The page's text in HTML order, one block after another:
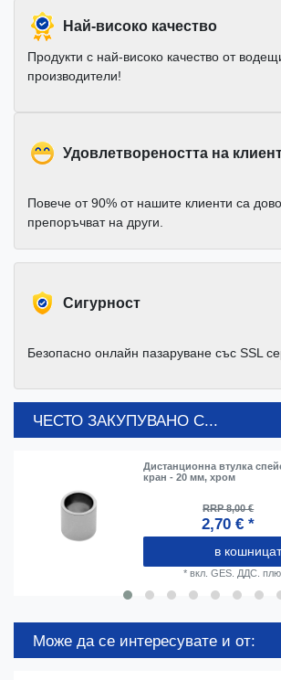
Най-високо качество
Продукти с най-високо качество от
производители!
Удовлетвореността на
Повече от 90% от нашите клиенти са
препоръчват на други.
Cигурност
Безопасно онлайн пазаруване със SSL
ЧЕСТО ЗАКУПУВАНО С...
Дистанционна втулка
кран - 20 мм, хром
RRP 8,00 €
2,70 € *
в
* вкл. GES. ДДС.
Може да се интересувате и от: